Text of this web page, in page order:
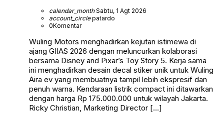
calendar_monthSabtu, 1 Agt 2026
account_circlepatardo
0Komentar
Wuling Motors menghadirkan kejutan istimewa di
ajang GIIAS 2026 dengan meluncurkan kolaborasi
bersama Disney and Pixar’s Toy Story 5. Kerja sama
ini menghadirkan desain decal stiker unik untuk Wuling
Aira ev yang membuatnya tampil lebih ekspresif dan
penuh warna. Kendaraan listrik compact ini ditawarkan
dengan harga Rp 175.000.000 untuk wilayah Jakarta.
Ricky Christian, Marketing Director […]